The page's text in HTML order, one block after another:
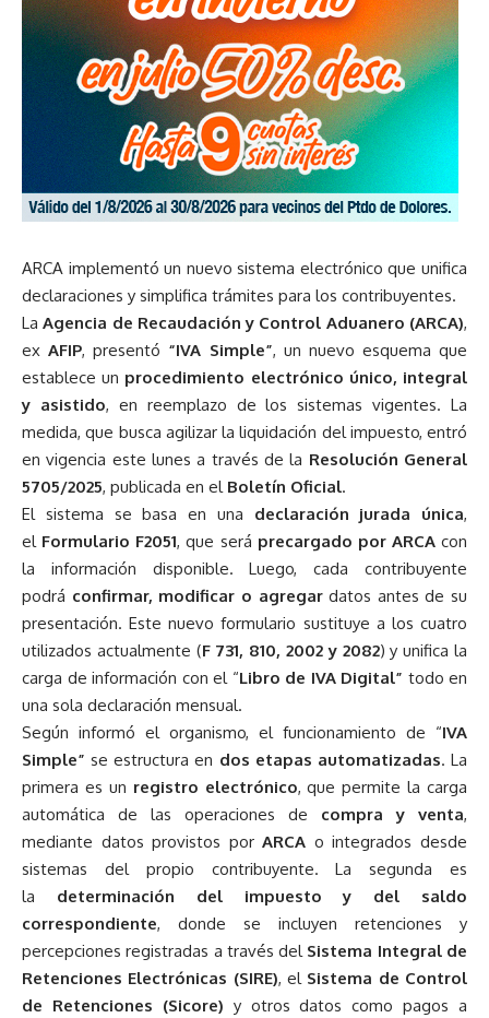
ARCA implementó un nuevo sistema electrónico que unifica
declaraciones y simplifica trámites para los contribuyentes.
LaAgencia de Recaudación y Control Aduanero (ARCA),
exAFIP, presentó “IVA Simple”, un nuevo esquema que
establece un procedimiento electrónico único, integral
y asistido, en reemplazo de los sistemas vigentes. La
medida, que busca agilizar la liquidación del impuesto, entró
en vigencia este lunes a través de la Resolución General
5705/2025, publicada en el Boletín Oficial.
El sistema se basa en una declaración jurada única,
el Formulario F2051, que será precargado por ARCAcon
la información disponible. Luego, cada contribuyente
podrá confirmar, modificar o agregardatos antes de su
presentación. Este nuevo formulario sustituye a los cuatro
utilizados actualmente (F 731, 810, 2002 y 2082) y unifica la
carga de información con el “Libro de IVA Digital” todo en
una sola declaración mensual.
Según informó el organismo, el funcionamiento de “IVA
Simple” se estructura en dos etapas automatizadas. La
primera es un registro electrónico, que permite la carga
automática de las operaciones de compra y venta,
mediante datos provistos porARCA o integrados desde
sistemas del propio contribuyente. La segunda es
la determinación del impuesto y del saldo
correspondiente, donde se incluyen retenciones y
percepciones registradas a través del Sistema Integral de
Retenciones Electrónicas (SIRE), el Sistema de Control
de Retenciones (Sicore) y otros datos como pagos a